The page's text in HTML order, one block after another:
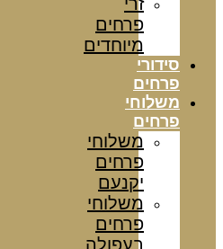
פרחים
מיוחדים
סידורי
פרחים
משלוחי
פרחים
משלוחי
פרחים
יקנעם
משלוחי
פרחים
בעפולה